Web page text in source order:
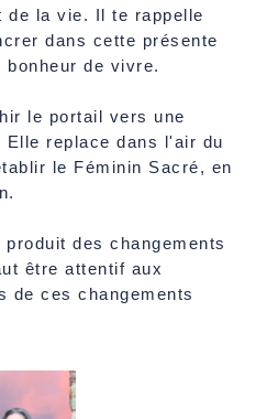
de la vie. Il te rappelle
dans cette présente
de vivre.
le portail vers une
replace dans l'air du
le Féminin Sacré, en
produit des changements
être attentif aux
de ces changements